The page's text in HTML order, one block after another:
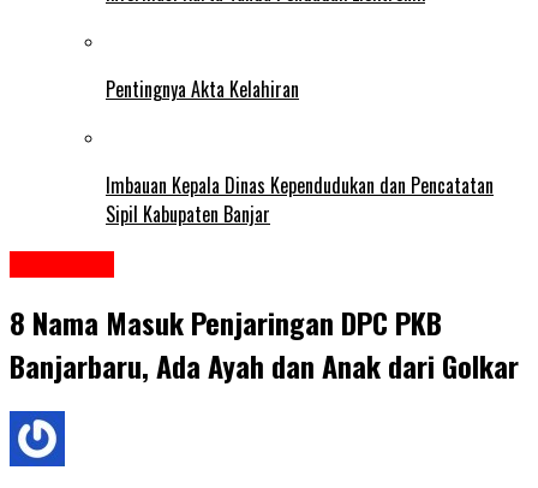
Pentingnya Akta Kelahiran
Imbauan Kepala Dinas Kependudukan dan Pencatatan
Sipil Kabupaten Banjar
8 Nama Masuk Penjaringan DPC PKB
Banjarbaru, Ada Ayah dan Anak dari Golkar